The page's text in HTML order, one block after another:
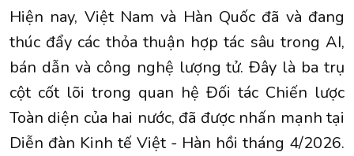
Hiện nay, Việt Nam và Hàn Quốc đã và đang
thúc đẩy các thỏa thuận hợp tác sâu trong AI,
bán dẫn và công nghệ lượng tử. Đây là ba trụ
cột cốt lõi trong quan hệ Đối tác Chiến lược
Toàn diện của hai nước, đã được nhấn mạnh tại
Diễn đàn Kinh tế Việt - Hàn hồi tháng 4/2026.